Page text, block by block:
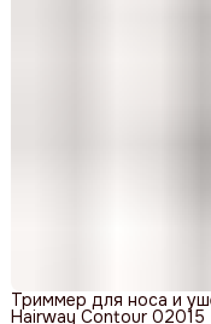
Триммер для носа и
Hairway Contour 02015